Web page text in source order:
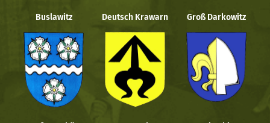
Buslawitz Deutsch Krawarn Groß Darkowitz